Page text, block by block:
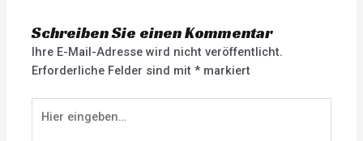
Schreiben Sie einen Kommentar
Ihre E-Mail-Adresse wird nicht veröffentlicht.
Erforderliche Felder sind mit* markiert
eingeben…